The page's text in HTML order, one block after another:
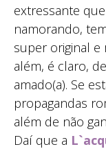
extressante
namorando,
super original e
além, é claro,
amado(a). Se
propagandas
além de não
Daí que a